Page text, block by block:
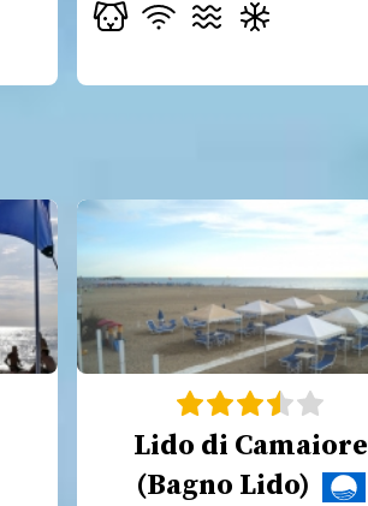
Lido di Camaiore
(Bagno Lido)